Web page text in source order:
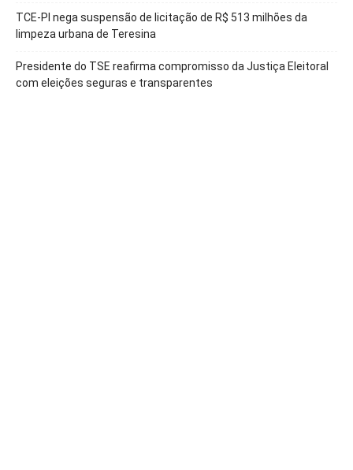
TCE-PI nega suspensão de licitação de R$ 513 milhões da
limpeza urbana de Teresina
Presidente do TSE reafirma compromisso da Justiça Eleitoral
com eleições seguras e transparentes